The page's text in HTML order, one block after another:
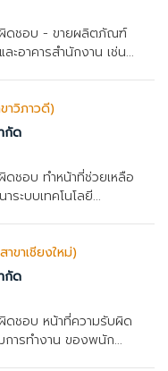
ดชอบ - ขายผลิตภัณฑ์
อาคารสำนักงาน เช่น...
าวิภาวดี)
กัด
ดชอบ ทําหน้าที่ช่วยเหลือ
ะบบเทคโนโลยี...
ขาเชียงใหม่)
กัด
ดชอบ หน้าที่ความรับผิด
ารทำงาน ของพนัก...